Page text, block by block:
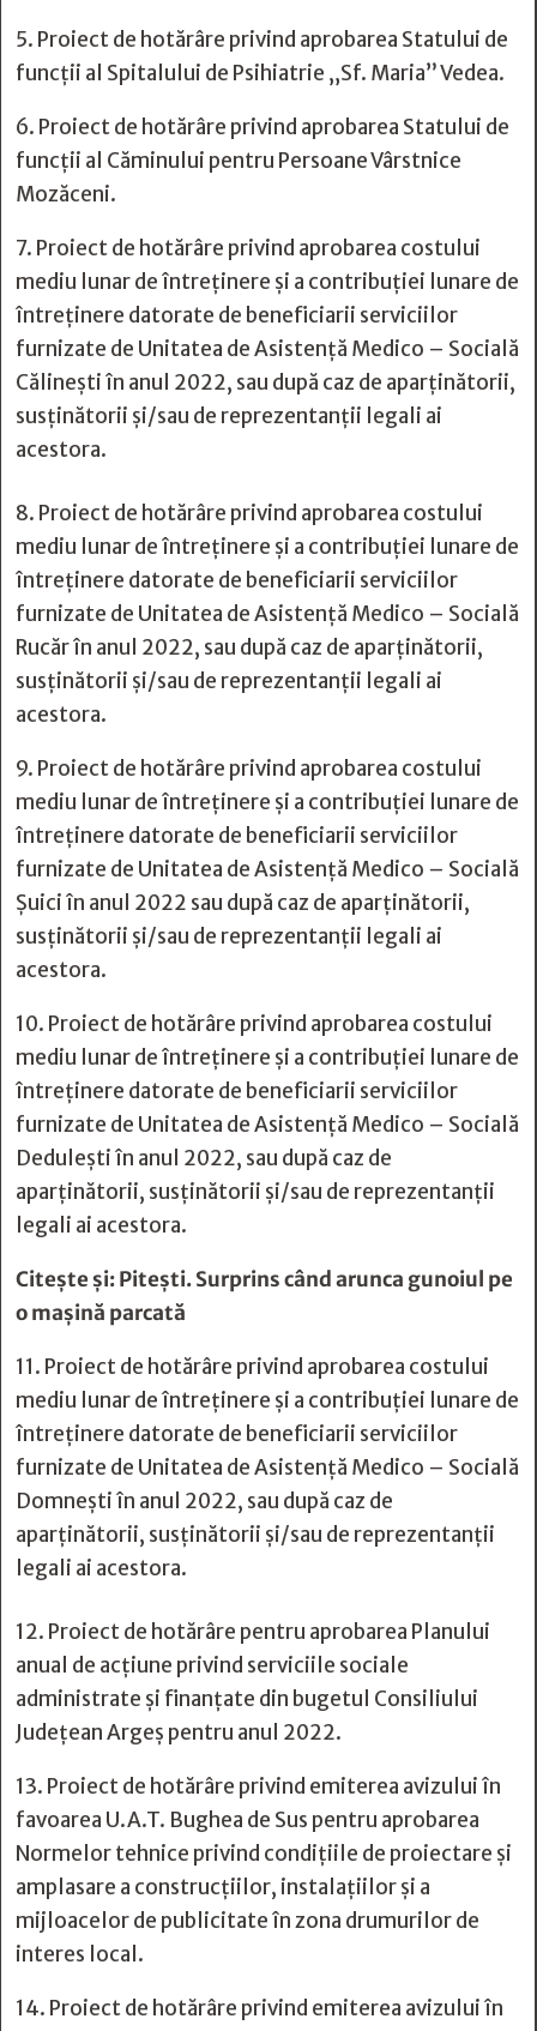
5. Proiect de hotărâre privind aprobarea Statului de
funcții al Spitalului de Psihiatrie „Sf. Maria” Vedea.
6. Proiect de hotărâre privind aprobarea Statului de
funcții al Căminului pentru Persoane Vârstnice
Mozăceni.
7. Proiect de hotărâre privind aprobarea costului
mediu lunar de întreținere și a contribuției lunare de
întreținere datorate de beneficiarii serviciilor
furnizate de Unitatea de Asistență Medico – Socială
Călineşti în anul 2022, sau după caz de aparținătorii,
susținătorii și/sau de reprezentanții legali ai
acestora.
8. Proiect de hotărâre privind aprobarea costului
mediu lunar de întreținere și a contribuției lunare de
întreținere datorate de beneficiarii serviciilor
furnizate de Unitatea de Asistență Medico – Socială
Rucăr în anul 2022, sau după caz de aparținătorii,
susținătorii și/sau de reprezentanții legali ai
acestora.
9. Proiect de hotărâre privind aprobarea costului
mediu lunar de întreținere și a contribuției lunare de
întreținere datorate de beneficiarii serviciilor
furnizate de Unitatea de Asistență Medico – Socială
Șuici în anul 2022 sau după caz de aparținătorii,
susținătorii și/sau de reprezentanții legali ai
acestora.
10. Proiect de hotărâre privind aprobarea costului
mediu lunar de întreținere și a contribuției lunare de
întreținere datorate de beneficiarii serviciilor
furnizate de Unitatea de Asistență Medico – Socială
Dedulești în anul 2022, sau după caz de
aparținătorii, susținătorii și/sau de reprezentanții
legali ai acestora.
Citește și:Pitești. Surprins când arunca gunoiul pe
o mașină parcată
11. Proiect de hotărâre privind aprobarea costului
mediu lunar de întreținere și a contribuției lunare de
întreținere datorate de beneficiarii serviciilor
furnizate de Unitatea de Asistență Medico – Socială
Domnești în anul 2022, sau după caz de
aparținătorii, susținătorii și/sau de reprezentanții
legali ai acestora.
12. Proiect de hotărâre pentru aprobarea Planului
anual de acțiune privind serviciile sociale
administrate și finanțate din bugetul Consiliului
Județean Argeş pentru anul 2022.
13. Proiect de hotărâre privind emiterea avizului în
favoarea U.A.T. Bughea de Sus pentru aprobarea
Normelor tehnice privind condiţiile de proiectare şi
amplasare a construcţiilor, instalaţiilor şi a
mijloacelor de publicitate în zona drumurilor de
interes local.
14. Proiect de hotărâre privind emiterea avizului în